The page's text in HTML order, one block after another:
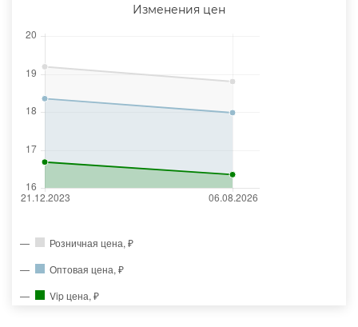
Изменения цен
Розничная цена, ₽
Оптовая цена, ₽
Vip цена, ₽